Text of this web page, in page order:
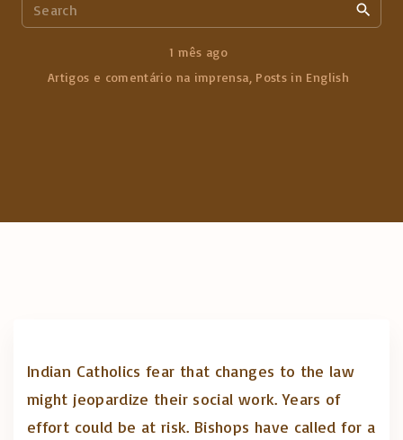
e
1 mês ago
Artigos e comentário na imprensa Posts in English
Indian Catholics fear that changes to the law
might jeopardize their social work. Years of
effort could be at risk. Bishops have called for a